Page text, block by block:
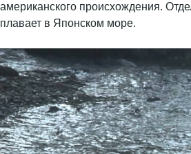
американского происхождения.
плавает в Японском море.